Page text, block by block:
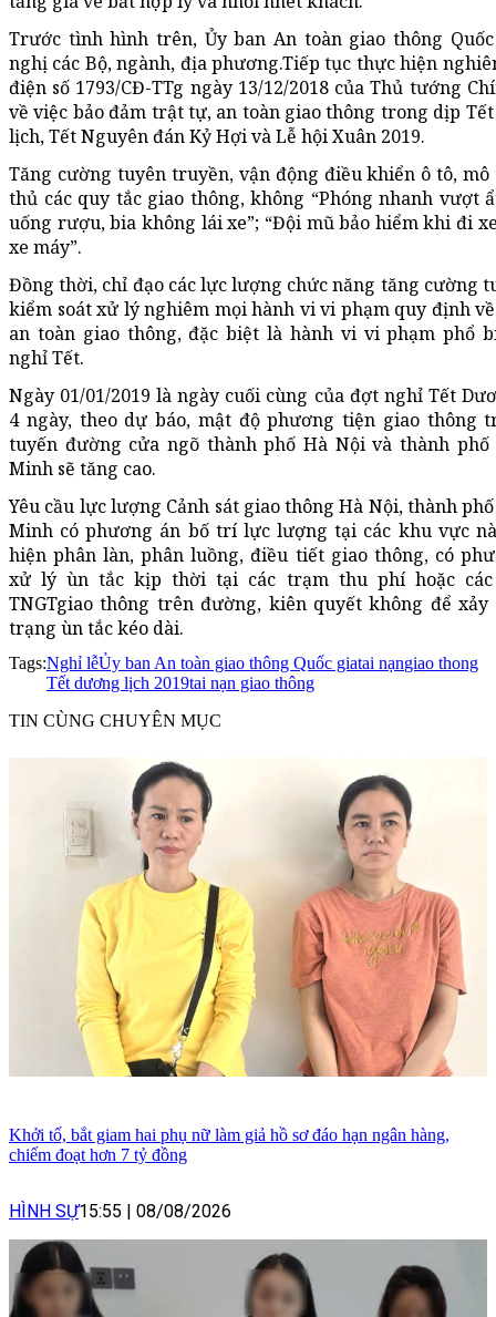
Trước tình hình trên, Ủy ban An toàn giao thông
nghị các Bộ, ngành, địa phương.Tiếp tục thực hiện
điện số 1793/CĐ-TTg ngày 13/12/2018 của Thủ tướng
về việc bảo đảm trật tự, an toàn giao thông trong dịp
lịch, Tết Nguyên đán Kỷ Hợi và Lễ hội Xuân 2019.
Tăng cường tuyên truyền, vận động điều khiển ô tô,
thủ các quy tắc giao thông, không “Phóng nhanh vượt
uống rượu, bia không lái xe”; “Đội mũ bảo hiểm khi đi
xe máy”.
Đồng thời, chỉ đạo các lực lượng chức năng tăng cường
kiểm soát xử lý nghiêm mọi hành vi vi phạm quy định
an toàn giao thông, đặc biệt là hành vi vi phạm phổ
nghỉTết.
Ngày 01/01/2019 là ngày cuối cùng của đợt nghỉTết
4 ngày, theo dự báo, mật độphương tiện giao thông
tuyến đường cửa ngõ thành phố Hà Nội và thành phố
Minh sẽ tăng cao.
Yêu cầu lực lượng Cảnh sát giao thông Hà Nội, thành
Minh có phương án bố trí lực lượng tại các khu vực
hiện phân làn, phân luồng, điều tiết giao thông, có
xử lý ùn tắc kịp thời tại các trạm thu phí hoặc
TNGTgiao thông trên đường, kiên quyết không để
trạng ùn tắc kéo dài.
Tags:Nghỉ lễỦy ban An toàn giao thông Quốc giatai nạngiao thong
Tết dương lịch 2019tai nạn giao thông
TIN CÙNG CHUYÊN MỤC
Khởi tố, bắt giam hai phụ nữ làm giả hồ sơ đáo hạn ngân hàng,
chiếm đoạt hơn 7 tỷ đồng
HÌNH SỰ15:55 08/08/2026